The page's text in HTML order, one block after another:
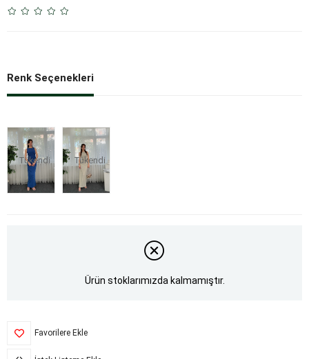
Renk Seçenekleri
Tükendi Tükendi
Ürün stoklarımızda kalmamıştır.
Favorilere Ekle